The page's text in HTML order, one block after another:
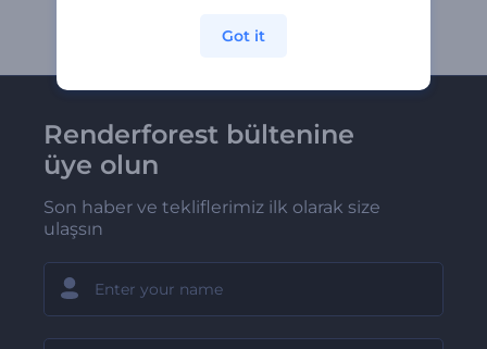
Renderforest bültenine
üye olun
Son haber ve tekliflerimiz ilk olarak size
ulaşsın
Got it